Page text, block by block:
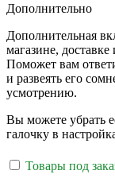
Дополнительно
Дополнительная
магазине,
Поможет вам
и развеять его
усмотрению.
Вы можете убрать
галочку в
Товары под